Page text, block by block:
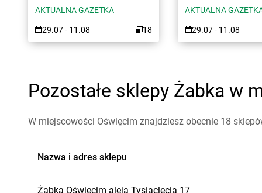
AKTUALNA GAZETKA
29.07 - 11.08 18
AKTUALNA
29.07 - 11.08
Pozostałe sklepy Żabka w
W miejscowości Oświęcim znajdziesz obecnie 18
Nazwa i adres sklepu
Żabka Oświęcim aleja Tysiąclecia 17